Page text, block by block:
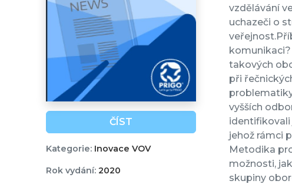
ČÍST
Kategorie:Inovace VOV
Rok vydání:2020
vzdělávání
uchazeči o
takových
při
vyšších
identifikovali
jehož rámci
Metodika
možnosti,
skupiny